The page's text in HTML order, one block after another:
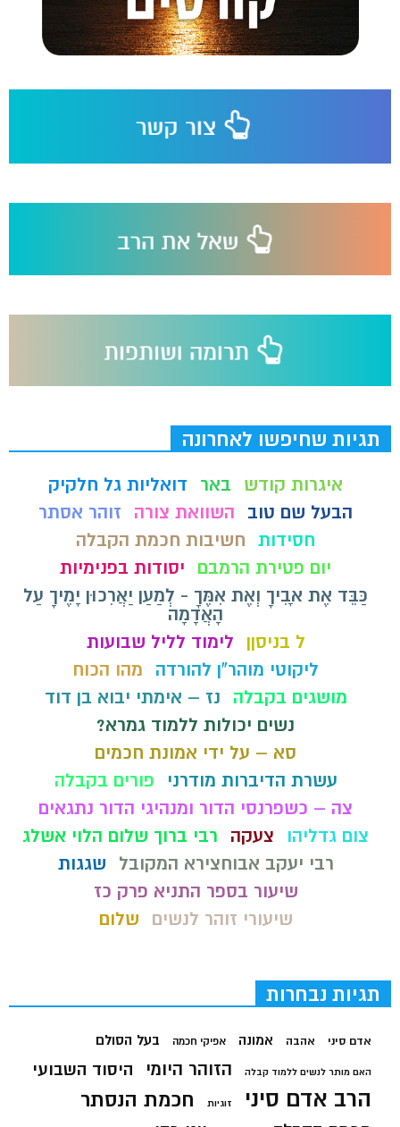
תגיות שחיפשו לאחרונה
איגרות קודש באר
דואליות גל חלקיק
הבעל שם טוב
השוואת צורה
זוהר אסתר
חסידות חשיבות חכמת הקבלה
יום פטירת הרמבם
יסודות בפנימיות
כַּבֵּד אֶת אָבִיךָ וְאֶת אִמֶּךָ - לְמַעַן יַאֲרִכוּן יָמֶיךָ עַל
הָאֲדָמָה
ל בניסןן
לימוד לליל שבועות
ליקוטי מוהר"ן להורדה
מהו הכוח
מושגים בקבלה
נז – אימתי יבוא בן דוד
נשים יכולות ללמוד גמרא?
סא – על ידי אמונת חכמים
עשרת הדיברות מודרני
פורים בקבלה
צה – כשפרנסי הדור ומנהיגי הדור נתגאים
צום גדליהו
צעקה
רבי ברוך שלום הלוי אשלג
רבי יעקב אבוחצירא המקובל
שגגות
שיעור בספר התניא פרק כז
שיעורי זוהר לנשים
שלום
תגיות נבחרות
אדם סיני אהבה אמונה אפיקי חכמה בעל הסולם
האם מותר לנשים ללמוד קבלה הזוהר היומי היסוד השבועי
הרב אדם סיני זוגיות חכמת הנסתר